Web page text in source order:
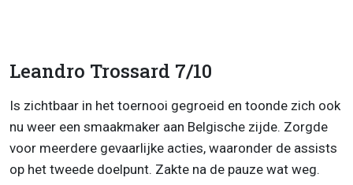
Leandro Trossard 7/10
Is zichtbaar in het toernooi gegroeid en toonde zich ook
nu weer een smaakmaker aan Belgische zijde. Zorgde
voor meerdere gevaarlijke acties, waaronder de assists
op het tweede doelpunt. Zakte na de pauze wat weg.